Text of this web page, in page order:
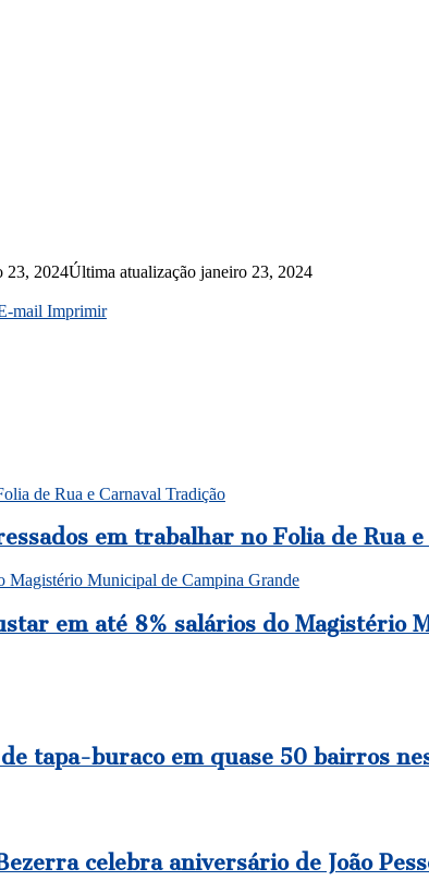
23, 2024Última atualização janeiro 23, 2024
mail Imprimir
de Rua e Carnaval Tradição
em trabalhar no Folia de Rua
Magistério Municipal de Campina Grande
em até 8% salários do Magistério
tapa-buraco em quase 50 bairros
celebra aniversário de João